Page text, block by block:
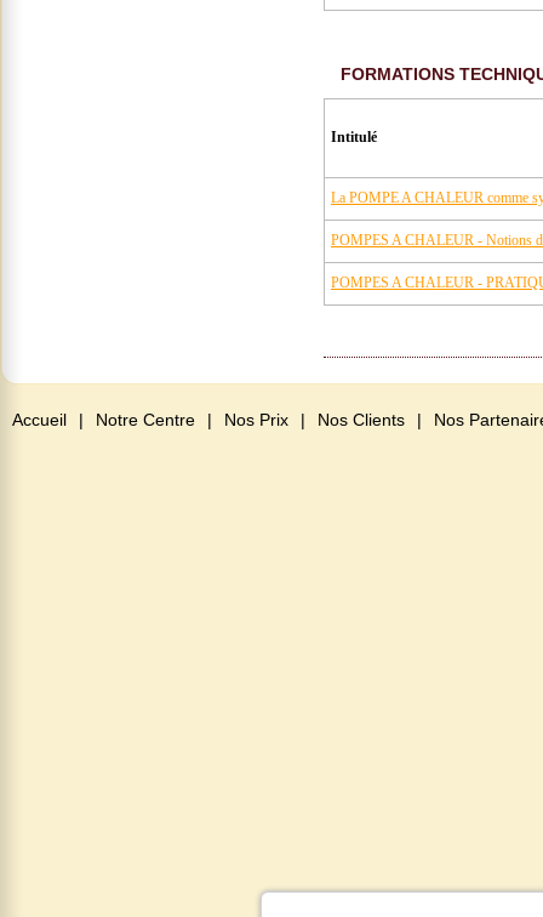
FORMATIONS
Intitulé
La POMPE A CHALEUR comme
POMPES A CHALEUR - Notions
POMPES A CHALEUR -
Accueil | Notre Centre | Nos Prix | Nos Clients | Nos